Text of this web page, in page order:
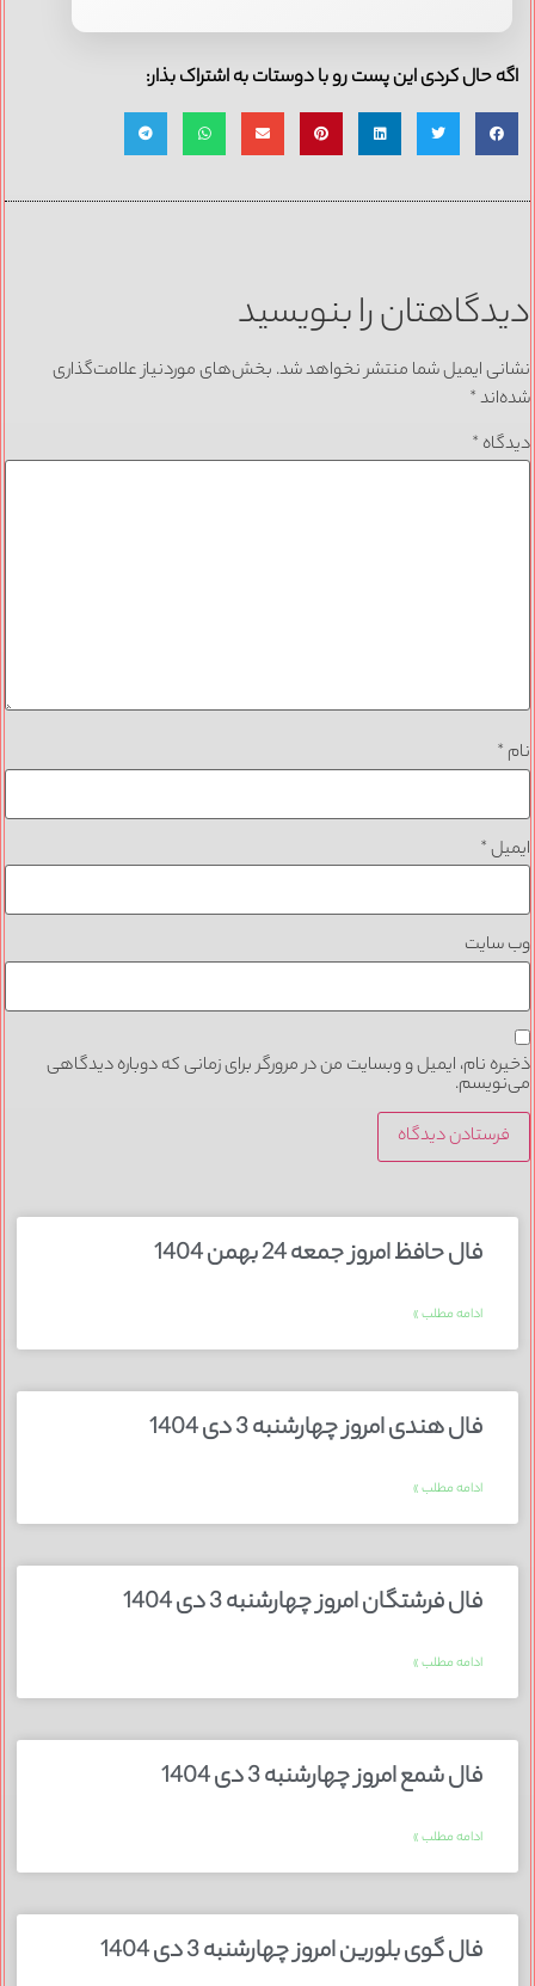
حال کردی این پست رو با دوستات به اشتراک بذار:
را بنویسید
ایمیل شما منتشر نخواهد شد.بخش‌های موردنیاز علامت‌گذاری
*
*
*
*
نام، ایمیل و وبسایت من در مرورگر برای زمانی که دوباره دیدگاهی
فال حافظ امروز جمعه 24 بهمن 1404
ادامه مطلب »
فال هندی امروز چهارشنبه 3 دی 1404
ادامه مطلب »
فال فرشتگان امروز چهارشنبه 3 دی 1404
ادامه مطلب »
فال شمع امروز چهارشنبه 3 دی 1404
ادامه مطلب »
فال گوی بلورین امروز چهارشنبه 3 دی 1404